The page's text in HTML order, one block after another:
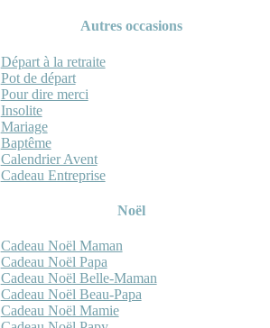
Autres occasions
Départ à la retraite
Pot de départ
Pour dire merci
Insolite
Mariage
Baptême
Calendrier Avent
Cadeau Entreprise
Noël
Cadeau Noël Maman
Cadeau Noël Papa
Cadeau Noël Belle-Maman
Cadeau Noël Beau-Papa
Cadeau Noël Mamie